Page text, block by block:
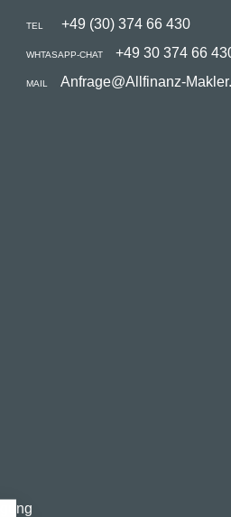
TEL +49 (30) 374 66 430
WHTASAPP-CHAT +49 30 374 66
MAIL Anfrage@Allfinanz-